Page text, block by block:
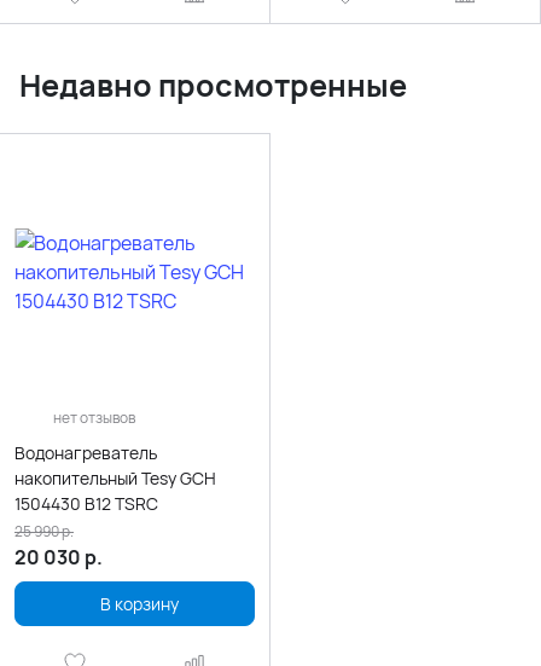
Недавно просмотренные
нет отзывов
Водонагреватель
накопительный Tesy GCH
1504430 B12 TSRC
20 030 р.
25 990р.
В корзину